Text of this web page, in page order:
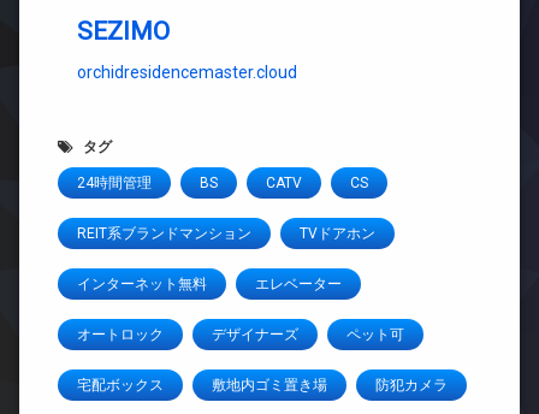
SEZIMO
orchidresidencemaster.cloud
タグ
24時間管理 BS CATV CS
REIT系ブランドマンション TVドアホン
インターネット無料 エレベーター
オートロック デザイナーズ ペット可
宅配ボックス 敷地内ゴミ置き場 防犯カメラ